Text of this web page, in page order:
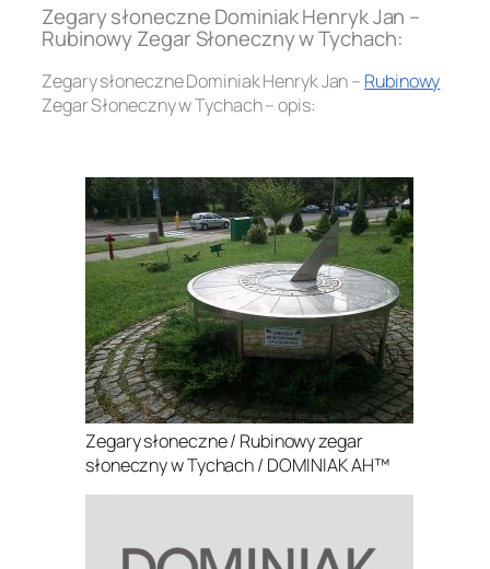
Zegary słoneczne Dominiak Henryk Jan –
Rubinowy Zegar Słoneczny w Tychach:
Zegary słoneczne Dominiak Henryk Jan – Rubinowy
Zegar Słoneczny w Tychach – opis:
Zegary słoneczne / Rubinowy zegar
słoneczny w Tychach / DOMINIAK AH™